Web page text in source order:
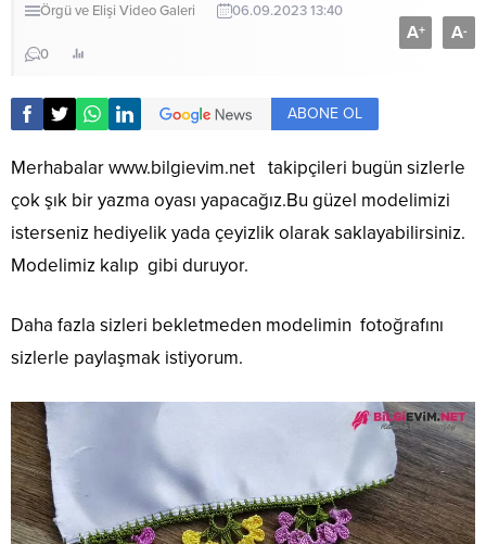
Örgü ve Elişi Video Galeri 06.09.2023 13:40
0
A+ A-
ABONE OL
Merhabalarwww.bilgievim.net takipçileri bugün sizlerle
çok şık bir yazma oyası yapacağız.Bu güzel modelimizi
isterseniz hediyelik yada çeyizlik olarak saklayabilirsiniz.
Modelimiz kalıp gibi duruyor.
Daha fazla sizleri bekletmeden modelimin fotoğrafını
sizlerle paylaşmak istiyorum.